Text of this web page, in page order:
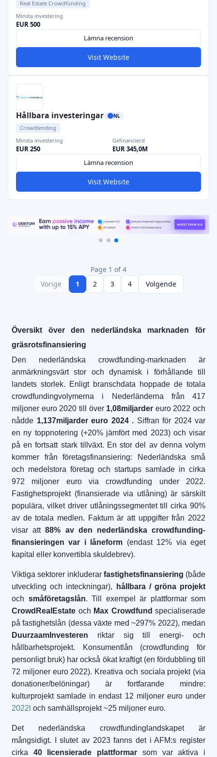
Real Estate Crowdfunding
Minsta investering
EUR 500
Lämna recension
Visit Website
Hållbara investeringar NL
Crowdlending
Minsta investering
EUR 250
Gefinancierd
EUR 345,0M
Lämna recension
Visit Website
Page 1 of 4
Vorige
1 2 3 4 Volgende
Översikt över den nederländska marknaden för
gräsrotsfinansiering
Den nederländska crowdfunding-marknaden är
anmärkningsvärt stor och dynamisk i förhållande till
landets storlek. Enligt branschdata hoppade de totala
crowdfundingvolymerna i Nederländerna från 417
miljoner euro 2020 till över 1,08miljarder euro 2022 och
nådde 1,137miljarder euro 2024 . Siffran för 2024 var
en ny toppnotering (+20% jämfört med 2023) och visar
på en fortsatt stark tillväxt. En stor del av denna volym
kommer från företagsfinansiering: Nederländska små
och medelstora företag och startups samlade in cirka
972 miljoner euro via crowdfunding under 2022.
Fastighetsprojekt (finansierade via utlåning) är särskilt
populära, vilket driver utlåningssegmentet till cirka 90%
av de totala medlen. Faktum är att uppgifter från 2022
visar att88% av den nederländska crowdfunding-
finansieringen var i låneform (endast 12% via eget
kapital eller konvertibla skuldebrev).
Viktiga sektorer inkluderar fastighetsfinansiering (både
utveckling och inteckningar),
hållbara / gröna projekt
och småföretagslån. Till exempel är plattformar som
CrowdRealEstate och Max Crowdfund specialiserade
på fastighetslån (dessa växte med ~297% 2022), medan
DuurzaamInvesteren riktar sig till energi- och
hållbarhetsprojekt. Konsumentlån (crowdfunding för
personligt bruk) har också ökat kraftigt (en fördubbling till
72 miljoner euro 2022). Kreativa och sociala projekt (via
donationer/belöningar) är fortfarande mindre:
kulturprojekt samlade in endast 12 miljoner euro under
2022l och samhällsprojekt ~25 miljoner euro.
Det nederländska crowdfundinglandskapet är
mångsidigt. I slutet av 2023 fanns det i AFM:s register
cirka 40 licensierade plattformar som var aktiva i